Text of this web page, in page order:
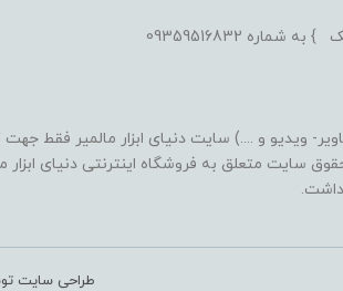
09359516832
ویدیو و ....) سایت دنیای ابزار مالمیر فقط جهت
سایت متعلق به فروشگاه اینترنتی دنیای ابزار
داشت.
طراحی سایت